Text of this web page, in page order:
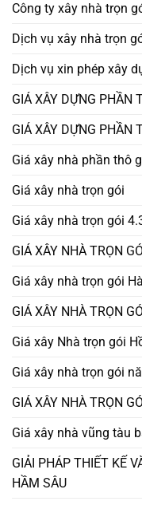
Công ty xây nhà trọn
Dịch vụ xây nhà trọn
Dịch vụ xin phép xây
GIÁ XÂY DỰNG PHẦN
GIÁ XÂY DỰNG PHẦN
Giá xây nhà phần thô
Giá xây nhà trọn gói
Giá xây nhà trọn gói
GIÁ XÂY NHÀ TRỌN
Giá xây nhà trọn gói
GIÁ XÂY NHÀ TRỌN
Giá xây Nhà trọn gói
Giá xây nhà trọn gói
GIÁ XÂY NHÀ TRỌN
Giá xây nhà vũng tàu
GIẢI PHÁP THIẾT KẾ
HẦM SÂU